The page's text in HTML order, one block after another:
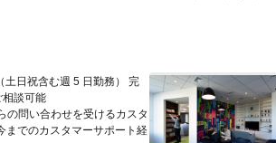
日祝含む週 5 日勤務） 完
談可能
の問い合わせを受けるカスタ
までのカスタマーサポート経